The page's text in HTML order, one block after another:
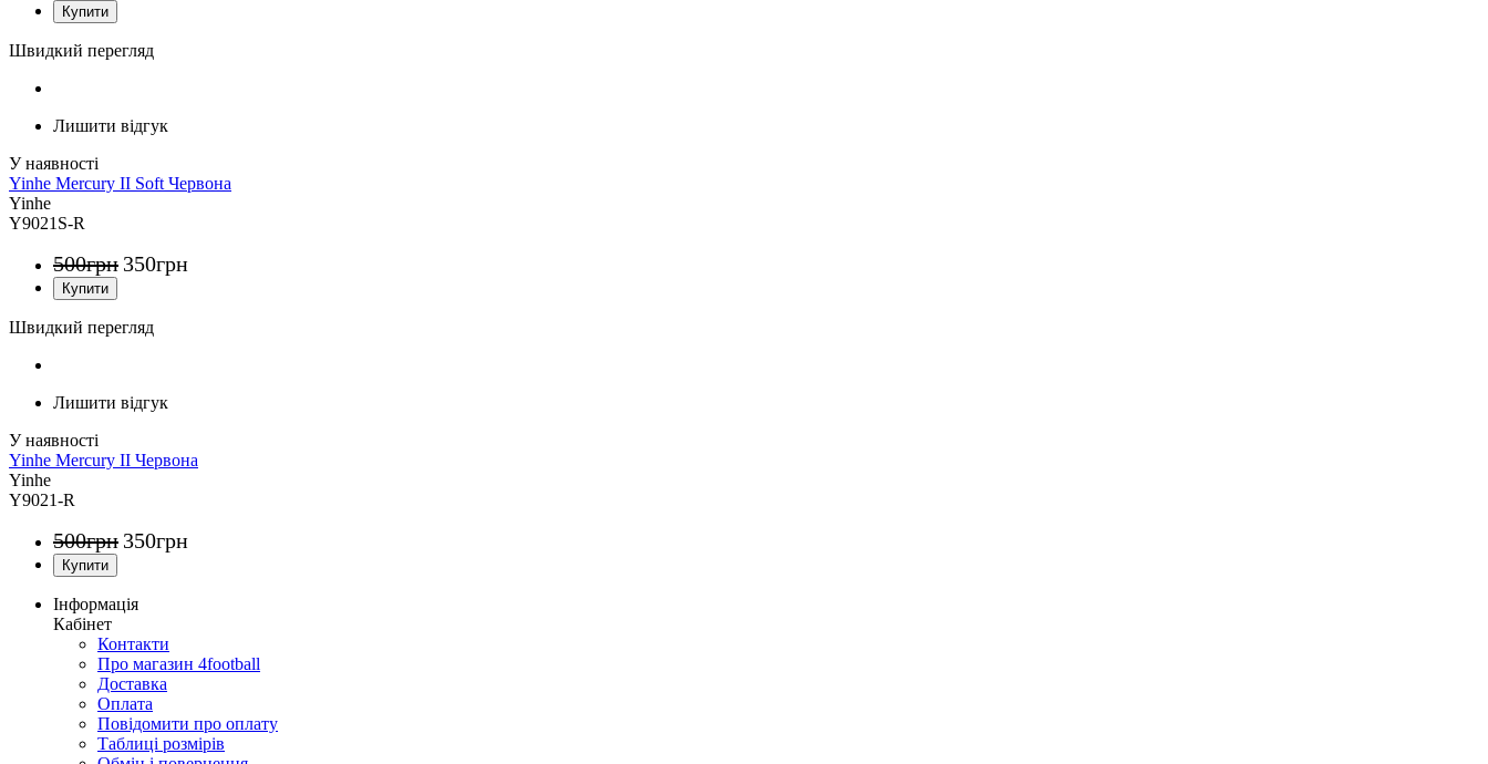
Швидкий перегляд
Лишити відгук
Yinhe Mercury II Soft Червона
Yinhe
Y9021S-R
500грн 350грн
Швидкий перегляд
Лишити відгук
Yinhe Mercury II Червона
Yinhe
Y9021-R
500грн 350грн
Інформація
Кабінет
Контакти
Про магазин 4football
Доставка
Оплата
Повідомити про оплату
Таблиці розмірів